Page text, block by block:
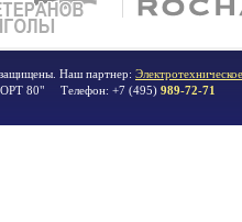
Наш партнер:
80" Телефон: +7 (495) 989-72-71